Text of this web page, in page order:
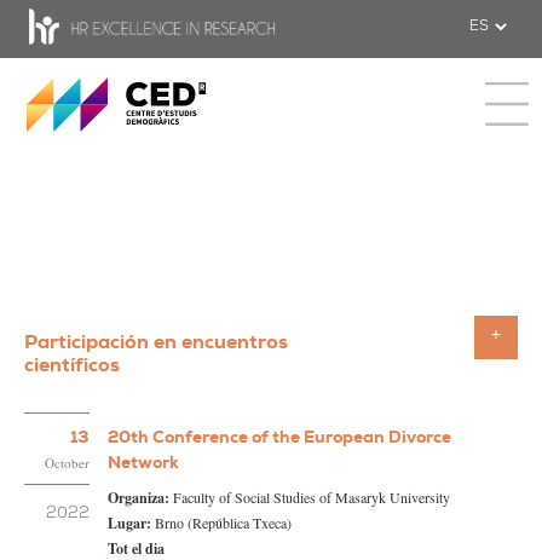
CED - Centro de Estudios
Participación en encuentros
científicos
13
October
2022
20th Conference of the European Divorce
Network
Organiza: Faculty of Social Studies of Masaryk University
Lugar: Brno (República Txeca)
Tot el dia